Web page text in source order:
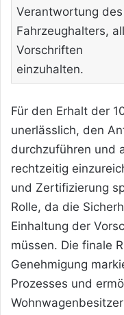
Verantwortung des
Fahrzeughalters,
Vorschriften
einzuhalten.
Für den Erhalt der
unerlässlich, den
durchzuführen und
rechtzeitig
und Zertifizierung
Rolle, da die
Einhaltung der
müssen. Die finale
Genehmigung
Prozesses und